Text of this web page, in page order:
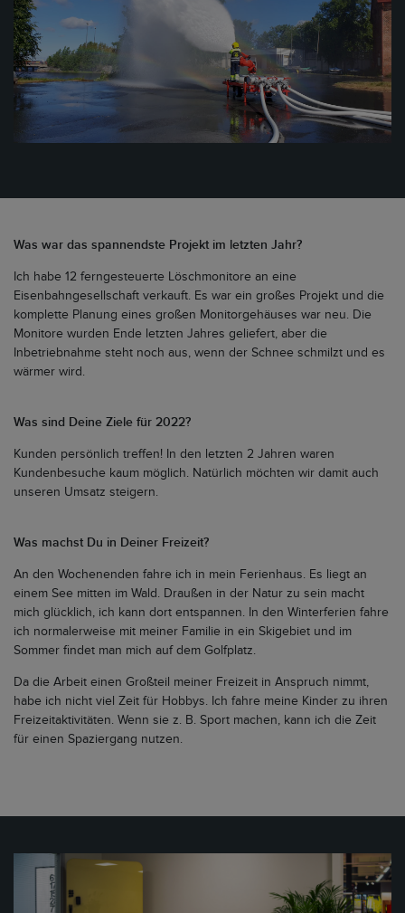
Was war das spannendste Projekt im letzten Jahr?
Ich habe 12 ferngesteuerte Löschmonitore an eine
Eisenbahngesellschaft verkauft. Es war ein großes Projekt und die
komplette Planung eines großen Monitorgehäuses war neu. Die
Monitore wurden Ende letzten Jahres geliefert, aber die
Inbetriebnahme steht noch aus, wenn der Schnee schmilzt und es
wärmer wird.
Was sind Deine Ziele für 2022?
Kunden persönlich treffen! In den letzten 2 Jahren waren
Kundenbesuche kaum möglich. Natürlich möchten wir damit auch
unseren Umsatz steigern.
Was machst Du in Deiner Freizeit?
An den Wochenenden fahre ich in mein Ferienhaus. Es liegt an
einem See mitten im Wald. Draußen in der Natur zu sein macht
mich glücklich, ich kann dort entspannen. In den Winterferien fahre
ich normalerweise mit meiner Familie in ein Skigebiet und im
Sommer findet man mich auf dem Golfplatz.
Da die Arbeit einen Großteil meiner Freizeit in Anspruch nimmt,
habe ich nicht viel Zeit für Hobbys. Ich fahre meine Kinder zu ihren
Freizeitaktivitäten. Wenn sie z. B. Sport machen, kann ich die Zeit
für einen Spaziergang nutzen.